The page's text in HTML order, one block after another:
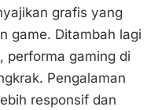
grafis yang
game. Ditambah lagi
performa gaming di
Pengalaman
responsif dan